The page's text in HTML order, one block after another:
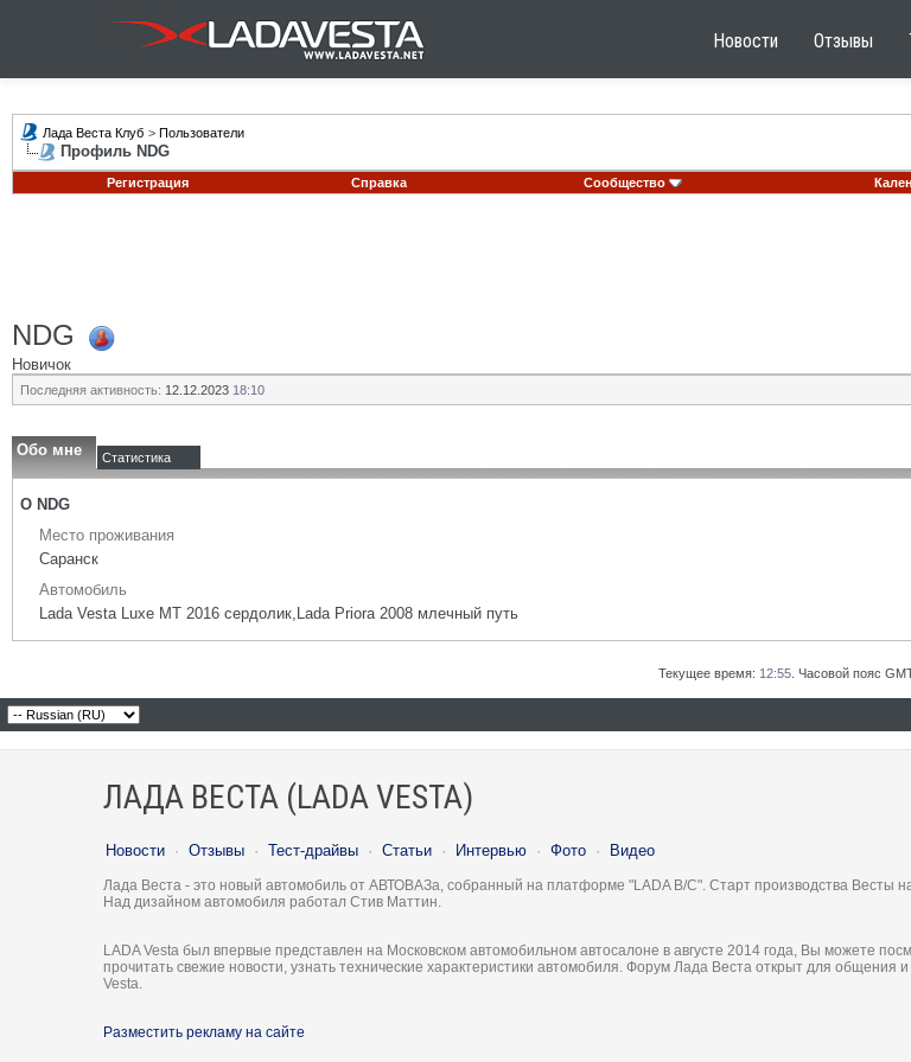
Новости Отзывы
Лада Веста Клуб > Пользователи
Профиль NDG
Регистрация
Справка Сообщество
NDG
Новичок
Последняя активность: 12.12.2023 18:10
Обо мне Статистика
О NDG
Место проживания
Саранск
Автомобиль
Lada Vesta Luxe MT 2016 сердолик,Lada Priora 2008 млечный путь
Текущее время: 12:55 . Часовой пояс
ЛАДА ВЕСТА (LADA VESTA)
Новости · Отзывы · Тест-драйвы · Статьи · Интервью · Фото · Видео
Лада Веста - это новый автомобиль от АВТОВАЗа, собранный на платформе "LADA B/C". Старт производства Весты
Над дизайном автомобиля работал Стив Маттин.
LADA Vesta был впервые представлен на Московском автомобильном автосалоне в августе 2014 года, Вы можете
прочитать свежие новости, узнать технические характеристики автомобиля. Форум Лада Веста открыт для общения
Vesta.
Разместить рекламу на сайте